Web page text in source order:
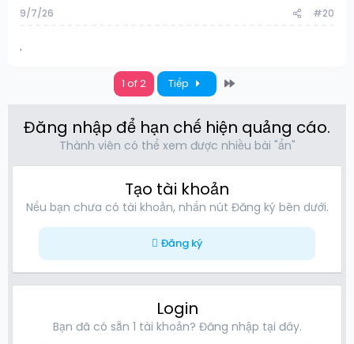
9/7/26 #20
.
1 of 2 Tiếp
Đăng nhập để hạn chế hiện quảng cáo.
Thành viên có thể xem được nhiều bài "ẩn"
Tạo tài khoản
Nếu bạn chưa có tài khoản, nhấn nút Đăng ký bên dưới.
Đăng ký
Login
Bạn đã có sẵn 1 tài khoản? Đăng nhập tại đây.